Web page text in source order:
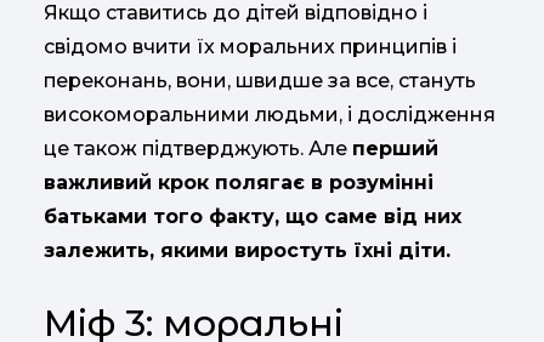
Якщо ставитись до дітей відповідно і
свідомо вчити їх моральних принципів і
переконань, вони, швидше за все, стануть
високоморальними людьми, і дослідження
це також підтверджують. Але перший
важливий крок полягає в розумінні
батьками того факту, що саме від них
залежить, якими виростуть їхні діти.
Міф 3: моральні